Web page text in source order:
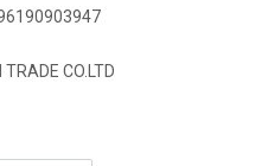
TRADE CO.LTD